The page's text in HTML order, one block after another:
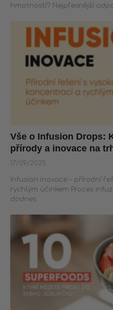
hmotnosti? Nejpřesnější
Vše o Infusion Drops:
přírody a inovace na
17/09/2025
Infusion inovace – přírodní
rychlým účinkem Proces
dodnes